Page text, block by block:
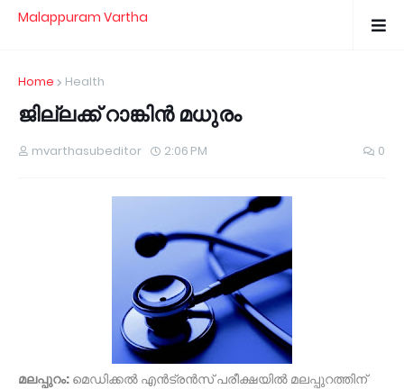
Malappuram Vartha
Home Health
ജില്ലക്ക് റാങ്കിന്‍ മധുരം
mvarthasubeditor 2:06 PM 0
മലപ്പുറം: മെഡിക്കല്‍ എന്‍ട്രന്‍സ് പരീക്ഷയില്‍ മലപ്പുറത്തിന്